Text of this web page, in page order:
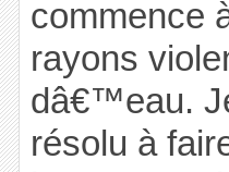
commence
rayons
dâ€™eau.
résolu à